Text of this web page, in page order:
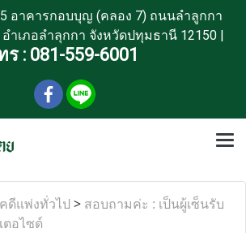
อาคารกอบบุญ (คลอง 7) ถนนลำลูกกา
ำเภอลำลุกกา จังหวัดปทุมธานี 12150 |
ร : 081-559-6001
คดีแพ่งทั่วไป > สอบถามค่ะ : เป็นผู้เซ็นรับ
ตอไซด์